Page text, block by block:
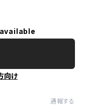
向け
通報する